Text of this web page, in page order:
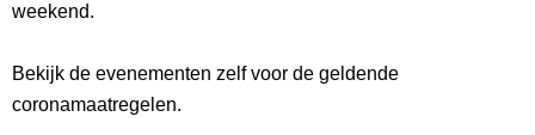
weekend.
Bekijk de evenementen zelf voor de geldende
coronamaatregelen.